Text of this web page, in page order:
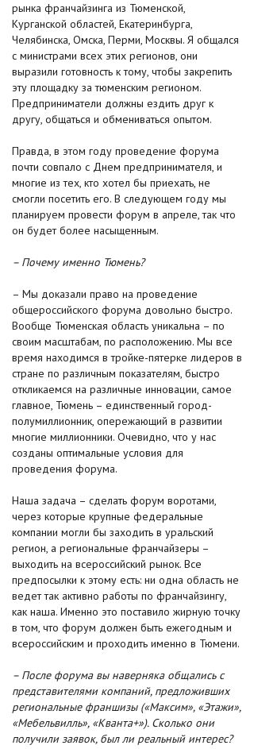
рынка франчайзинга из Тюменской,
Курганской областей, Екатеринбурга,
Челябинска, Омска, Перми, Москвы. Я общался
с министрами всех этих регионов, они
выразили готовность к тому, чтобы закрепить
эту площадку за тюменским регионом.
Предприниматели должны ездить друг к
другу, общаться и обмениваться опытом.
Правда, в этом году проведение форума
почти совпало с Днем предпринимателя, и
многие из тех, кто хотел бы приехать, не
смогли посетить его. В следующем году мы
планируем провести форум в апреле, так что
он будет более насыщенным.
– Почему именно Тюмень?
– Мы доказали право на проведение
общероссийского форума довольно быстро.
Вообще Тюменская область уникальна – по
своим масштабам, по расположению. Мы все
время находимся в тройке-пятерке лидеров в
стране по различным показателям, быстро
откликаемся на различные инновации, самое
главное, Тюмень – единственный город-
полумиллионник, опережающий в развитии
многие миллионники. Очевидно, что у нас
созданы оптимальные условия для
проведения форума.
Наша задача – сделать форум воротами,
через которые крупные федеральные
компании могли бы заходить в уральский
регион, а региональные франчайзеры –
выходить на всероссийский рынок. Все
предпосылки к этому есть: ни одна область не
ведет так активно работы по франчайзингу,
как наша. Именно это поставило жирную точку
в том, что форум должен быть ежегодным и
всероссийским и проходить именно в Тюмени.
– После форума вы наверняка общались с
представителями компаний, предложивших
региональные франшизы («Максим», «Этажи»,
«Мебельвилль», «Кванта+»). Сколько они
получили заявок, был ли реальный интерес?